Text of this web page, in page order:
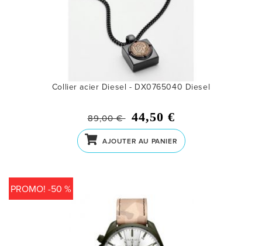
Collier acier Diesel - DX0765040 Diesel
89,00 € 44,50 €
AJOUTER AU PANIER
PROMO! -50 %